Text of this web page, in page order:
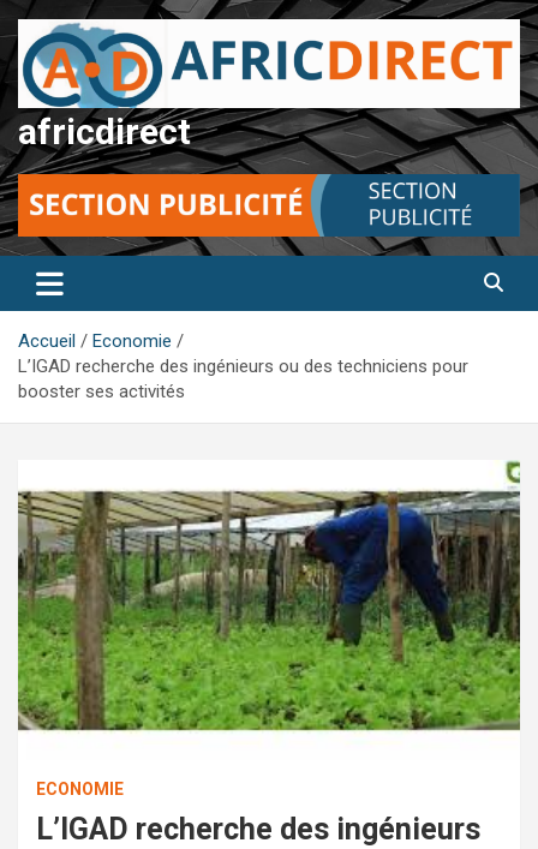
Aller
au
contenu
africdirect
Accueil
Economie
L’IGAD recherche des ingénieurs ou des techniciens pour
booster ses activités
ECONOMIE
L’IGAD recherche des ingénieurs